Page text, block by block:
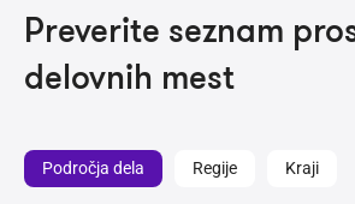
Preverite seznam
delovnih mest
Področja dela Regije Kraji